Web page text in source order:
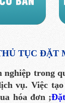
TỤC ĐẶT
nghiệp trong
vụ. Việc
hóa đơn ;